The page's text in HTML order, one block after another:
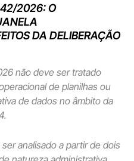
42/2026: O
DA DELIBERAÇÃO
não deve ser tratado
de planilhas ou
de dados no âmbito da
analisado a partir de dois